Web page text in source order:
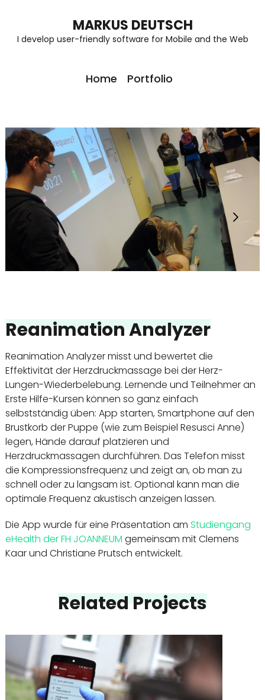
MARKUS DEUTSCH
I develop user-friendly software for Mobile and the Web
Home Portfolio
‹
Reanimation Analyzer
Reanimation Analyzer misst und bewertet die
Effektivität der Herzdruckmassage bei der Herz-
Lungen-Wiederbelebung. Lernende und Teilnehmer an
Erste Hilfe-Kursen können so ganz einfach
selbstständig üben: App starten, Smartphone auf den
Brustkorb der Puppe (wie zum Beispiel Resusci Anne)
legen, Hände darauf platzieren und
Herzdruckmassagen durchführen. Das Telefon misst
die Kompressionsfrequenz und zeigt an, ob man zu
schnell oder zu langsam ist. Optional kann man die
optimale Frequenz akustisch anzeigen lassen.
Die App wurde für eine Präsentation am Studiengang
eHealth der FH JOANNEUM gemeinsam mit Clemens
Kaar und Christiane Prutsch entwickelt.
Related Projects